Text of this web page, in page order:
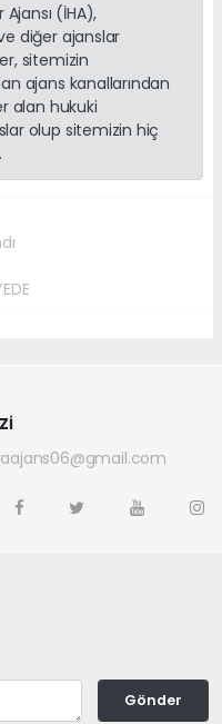
(İHA),
diğer ajanslar
sitemizin
ajans kanallarından
alan hukuki
olup sitemizin hiç
Gönder